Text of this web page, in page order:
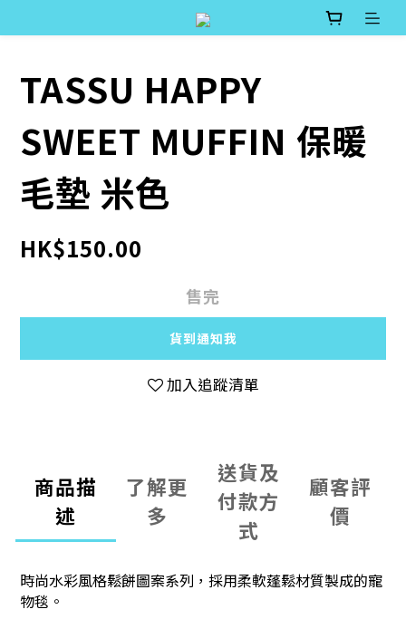
TASSU HAPPY
SWEET MUFFIN 保暖
毛墊 米色
HK$150.00
售完
貨到通知我
加入追蹤清單
商品描
述
了解更
多
送貨及
付款方
式
顧客評
價
時尚水彩風格鬆餅圖案系列， 採用柔軟蓬鬆材質製成的寵
物毯。